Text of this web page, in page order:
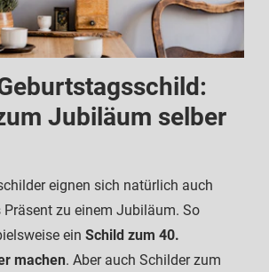
Jubiläum selber
eignen sich natürlich auch
Präsent zu einem Jubiläum. So
ein Schild zum 40.
machen. Aber auch Schilder zum